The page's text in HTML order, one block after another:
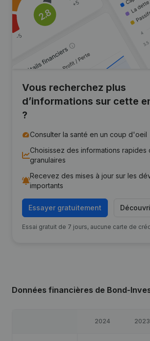
Vous recherchez plus
d’informations sur cette
?
Consulter la santé en un coup d'oeil
Choisissez des informations rapides
granulaires
Recevez des mises à jour sur les
importants
Essayer gratuitement
Essai gratuit de 7 jours, aucune carte de
Données financières de Bond-
2024 2023